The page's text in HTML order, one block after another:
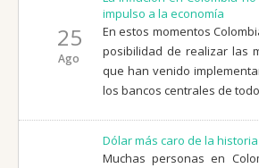
25
Ago
impulso a la economía
En estos momentos
posibilidad de realizar las
que han venido
los bancos centrales de
Dólar más caro de la historia
Muchas personas en